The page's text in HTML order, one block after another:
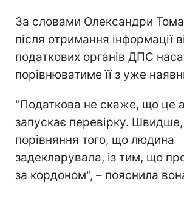
За словами Олександри
після отримання інформації
податкових органів ДПС
порівнюватиме її з уже
''Податкова не скаже, що це
запускає перевірку.
порівняння того, що людина
задекларувала, із тим, що
за кордоном'', – пояснила